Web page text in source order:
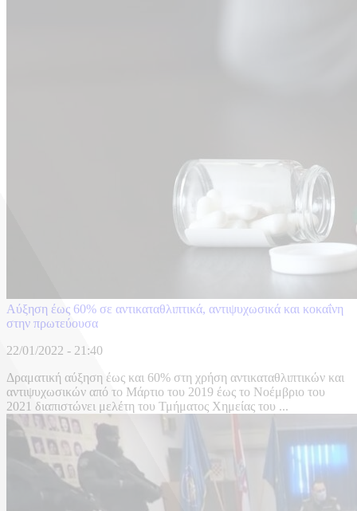
Aύξηση έως 60% σε αντικαταθλιπτικά, αντιψυχωσικά και κοκαΐνη
στην πρωτεύουσα
22/01/2022 - 21:40
Δραματική αύξηση έως και 60% στη χρήση αντικαταθλιπτικών και
αντιψυχωσικών από το Μάρτιο του 2019 έως το Νοέμβριο του
2021 διαπιστώνει μελέτη του Τμήματος Χημείας του ...